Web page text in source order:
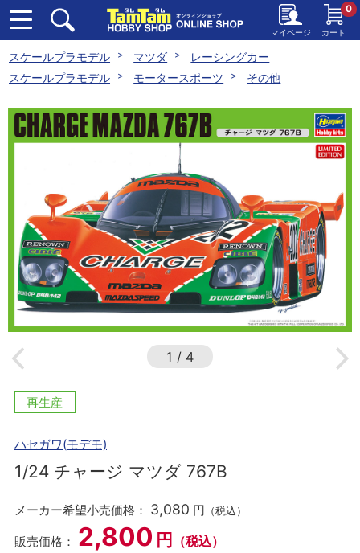
マイページ カート
0
スケールプラモデル マツダ
レーシングカー
スケールプラモデル
モータースポーツ その他
1 / 4
再生産
ハセガワ(モデモ)
1/24 チャージ マツダ 767B
メーカー希望小売価格： 3,080 円 （税込）
販売価格： 2,800 円 （税込）